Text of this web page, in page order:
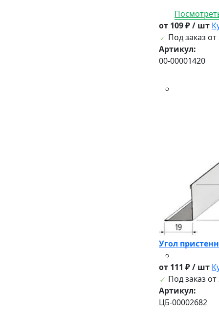
от 109 ₽ / шт
Под заказ от
Артикул:
00-00001420
Угол
от 111 ₽ / шт
Под заказ от
Артикул:
ЦБ-00002682